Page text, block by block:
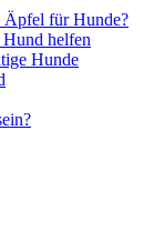
Äpfel für Hun­de?
hel­fen
Hun­de